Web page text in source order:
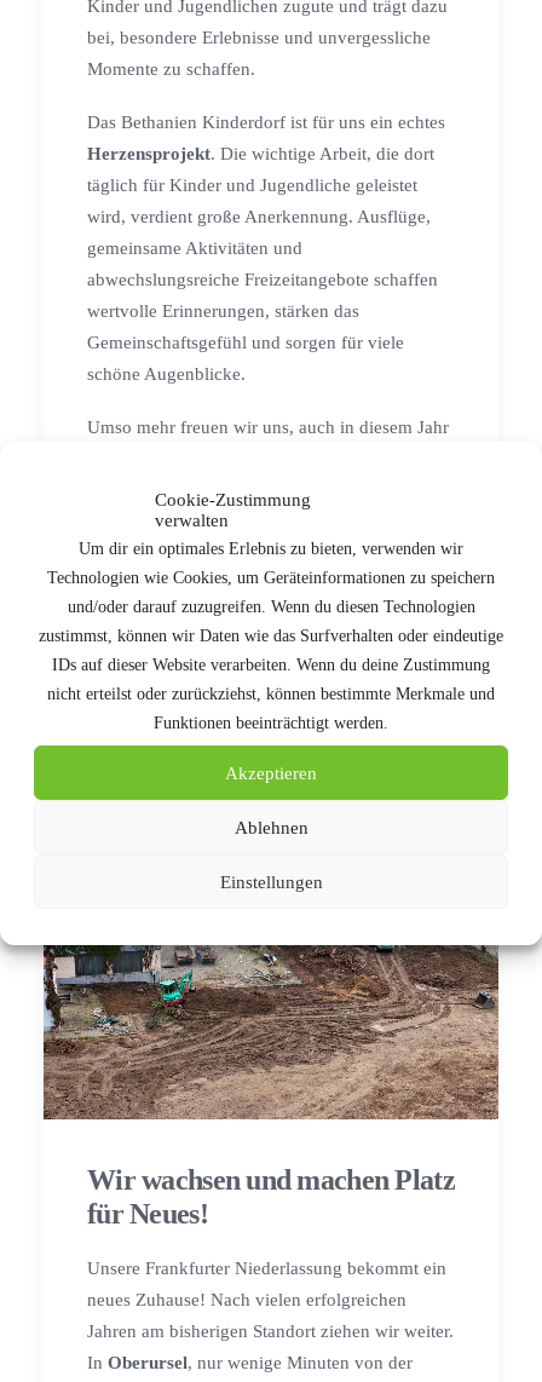
Cookie-Zustimmung
verwalten
Um dir ein optimales Erlebnis zu bieten, verwenden wir
Technologien wie Cookies, um Geräteinformationen zu speichern
und/oder darauf zuzugreifen. Wenn du diesen Technologien
zustimmst, können wir Daten wie das Surfverhalten oder eindeutige
IDs auf dieser Website verarbeiten. Wenn du deine Zustimmung
nicht erteilst oder zurückziehst, können bestimmte Merkmale und
Funktionen beeinträchtigt werden.
Akzeptieren
Ablehnen
Einstellungen
Kinder und Jugendlichen zugute und trägt dazu
bei, besondere Erlebnisse und unvergessliche
Momente zu schaffen.
Das Bethanien Kinderdorf ist für uns ein echtes
Herzensprojekt. Die wichtige Arbeit, die dort
täglich für Kinder und Jugendliche geleistet
wird, verdient große Anerkennung. Ausflüge,
gemeinsame Aktivitäten und
abwechslungsreiche Freizeitangebote schaffen
wertvolle Erinnerungen, stärken das
Gemeinschaftsgefühl und sorgen für viele
schöne Augenblicke.
Umso mehr freuen wir uns, auch in diesem Jahr
Kindern erlebnisreiche Sommertage zu
ermöglichen.
Wir wünschen allen Kindern sowie den
Betreuerinnen und Betreuern einen
wunderbaren Sommer voller Freude, Abenteuer
und unvergesslicher Erlebnisse.
by Karen Hubrich
Wir wachsen und machen Platz
für Neues!
Unsere Frankfurter Niederlassung bekommt ein
neues Zuhause! Nach vielen erfolgreichen
Jahren am bisherigen Standort ziehen wir weiter.
In Oberursel, nur wenige Minuten von der